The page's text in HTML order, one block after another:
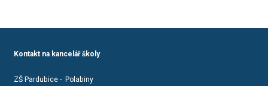
Kontakt na kancelář školy
ZŠ Pardubice - Polabiny